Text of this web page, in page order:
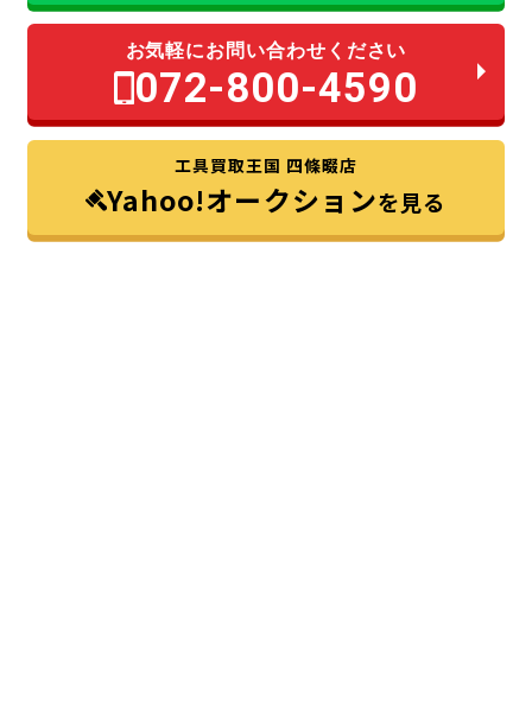
お気軽にお問い合わせください
072-800-4590
工具買取王国 四條畷店
Yahoo!オークションを見る